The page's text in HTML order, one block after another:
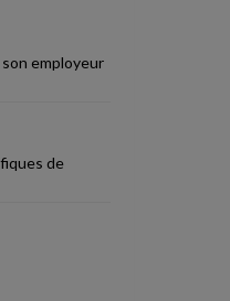
employeur
de